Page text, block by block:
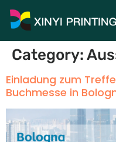
Category:
Einladung zum
Buchmesse in